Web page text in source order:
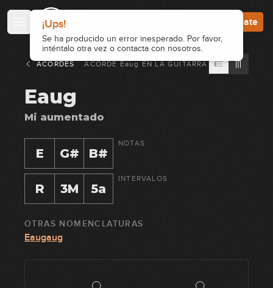
Regístrate
ACORDES ACORDE Eaug EN LA GUITARRA
Eaug
Mi aumentado
E G# B#
NOTAS
R 3M 5a
INTERVALOS
OTRAS NOMENCLATURAS
Eaugaug